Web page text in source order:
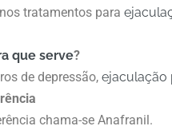
tratamentos para
que serve?
de depressão, ejaculação
chama-se Anafranil.